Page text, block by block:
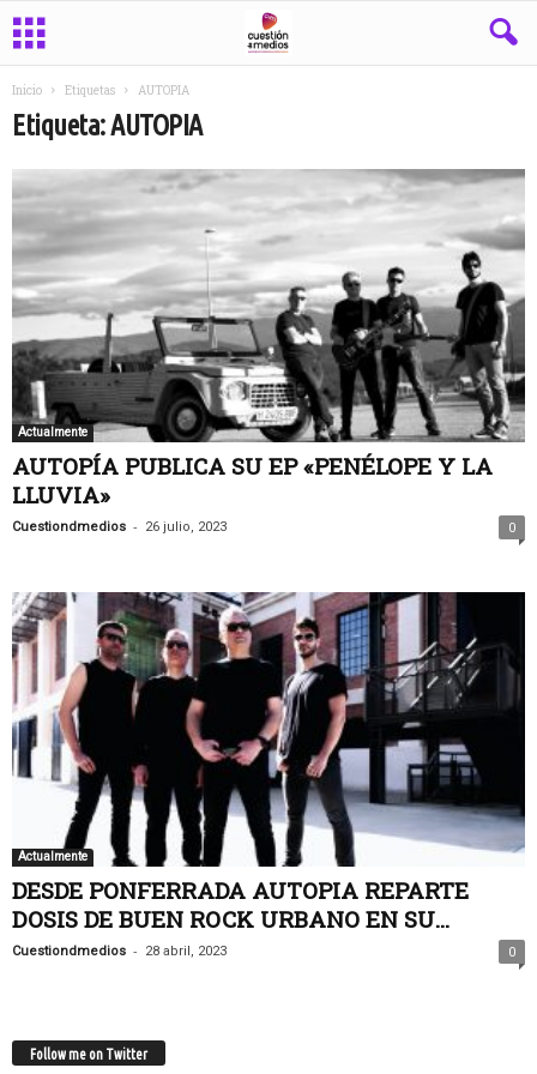
Inicio Etiquetas AUTOPIA
Etiqueta: AUTOPIA
Actualmente
AUTOPÍA PUBLICA SU EP «PENÉLOPE Y LA
LLUVIA»
Cuestiondmedios - 26 julio, 2023 0
Actualmente
DESDE PONFERRADA AUTOPIA REPARTE
DOSIS DE BUEN ROCK URBANO EN SU...
Cuestiondmedios - 28 abril, 2023 0
Follow me on Twitter